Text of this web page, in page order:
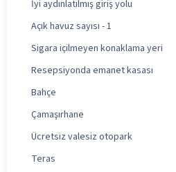
İyi aydınlatılmış giriş yolu
Açık havuz sayısı - 1
Sigara içilmeyen konaklama yeri
Resepsiyonda emanet kasası
Bahçe
Çamaşırhane
Ücretsiz valesiz otopark
Teras